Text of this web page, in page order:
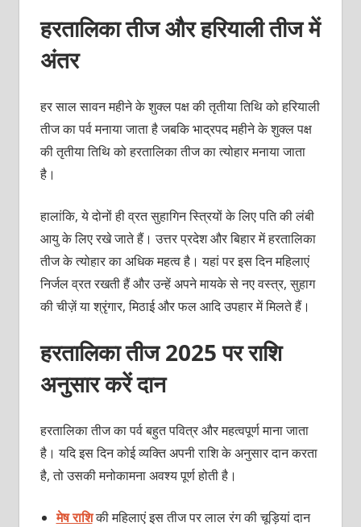
हरतालिका तीज और हरियाली तीज में
अंतर
हर साल सावन महीने के शुक्‍ल पक्ष की तृतीया तिथि को हरियाली
तीज का पर्व मनाया जाता है जबकि भाद्रपद महीने के शुक्‍ल पक्ष
की तृतीया तिथि को हरतालिका तीज का त्‍योहार मनाया जाता
है।
हालांकि, ये दोनों ही व्रत सुहागिन स्त्रियों के लिए पति की लंबी
आयु के लिए रखे जाते हैं। उत्तर प्रदेश और बिहार में हरतालिका
तीज के त्‍योहार का अधिक महत्‍व है। यहां पर इस दिन महिलाएं
निर्जल व्रत रखती हैं और उन्‍हें अपने मायके से नए वस्‍त्र, सुहाग
की चीज़ें या श्रृंगार, मिठाई और फल आदि उपहार में मिलते हैं।
हरतालिका तीज 2025 पर राशि
अनुसार करें दान
हरत‍ालिका तीज का पर्व बहुत पवित्र और महत्‍वपूर्ण माना जाता
है। यदि इस दिन कोई व्‍यक्‍ति अपनी राशि के अनुसार दान करता
है, तो उसकी मनोकामना अवश्‍य पूर्ण होती है।
मेष राशिकी महिलाएं इस तीज पर लाल रंग की चूड़ियां दान